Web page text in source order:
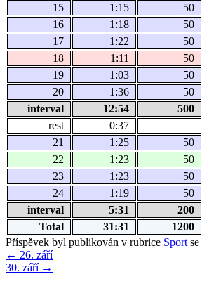
15
1:15 50
16
1:18 50
17
1:22 50
18
1:11 50
19
1:03 50
20
1:36 50
interval
12:54 500
rest
0:37
21
1:25 50
22
1:23 50
23
1:23 50
24
1:19 50
interval
5:31 200
Total
31:31 1200
Příspěvek byl publikován v rubrice Sport
← 26. září
30. září →